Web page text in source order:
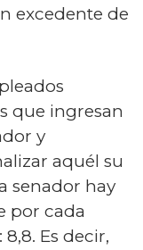
excedente de
que ingresan
y
aquél su
senador hay
por cada
Es decir,